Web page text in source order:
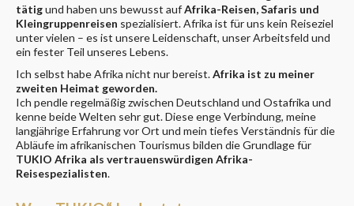
tätigund haben uns bewusst aufAfrika-Reisen, Safaris und
Kleingruppenreisen spezialisiert. Afrika ist für uns kein Reiseziel
unter vielen – es ist unsere Leidenschaft, unser Arbeitsfeld und
ein fester Teil unseres Lebens.
Ich selbst habe Afrika nicht nur bereist.Afrika ist zu meiner
zweiten Heimat geworden.
Ich pendle regelmäßig zwischen Deutschland und Ostafrika und
kenne beide Welten sehr gut. Diese enge Verbindung, meine
langjährige Erfahrung vor Ort und mein tiefes Verständnis für die
Abläufe im afrikanischen Tourismus bilden die Grundlage für
TUKIO Afrika als vertrauenswürdigen Afrika-
Reisespezialisten.